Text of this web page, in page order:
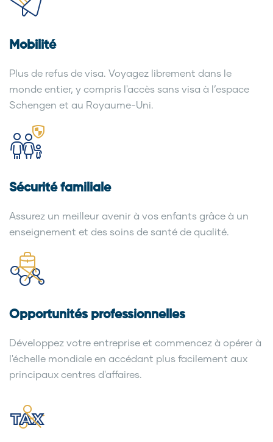
Mobilité
Plus de refus de visa. Voyagez librement dans le
monde entier, y compris l'accès sans visa à l’espace
Schengen et au Royaume-Uni.
Sécurité familiale
Assurez un meilleur avenir à vos enfants grâce à un
enseignement et des soins de santé de qualité.
Opportunités professionnelles
Développez votre entreprise et commencez à opérer à
l'échelle mondiale en accédant plus facilement aux
principaux centres d'affaires.